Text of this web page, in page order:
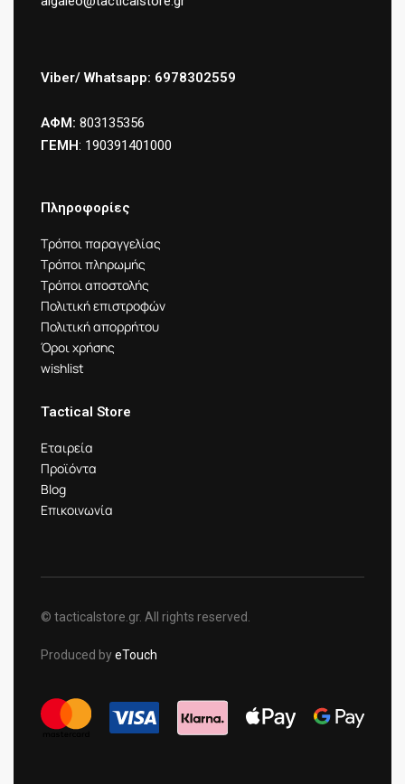
Viber/ Whatsapp: 6978302559
ΑΦΜ: 803135356
ΓΕΜΗ: 190391401000
Πληροφορίες
Τρόποι παραγγελίας
Τρόποι πληρωμής
Τρόποι αποστολής
Πολιτική επιστροφών
Πολιτική απορρήτου
Όροι χρήσης
wishlist
Tactical Store
Εταιρεία
Προϊόντα
Blog
Επικοινωνία
© tacticalstore.gr. All rights reserved.
Produced byeTouch